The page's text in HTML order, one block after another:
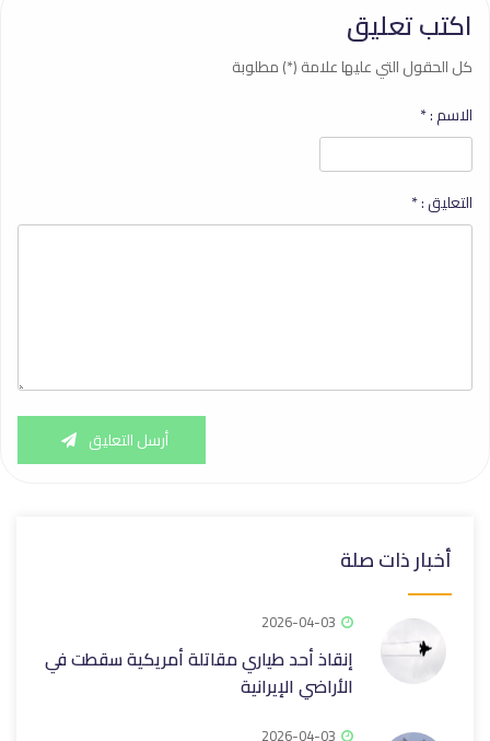
اكتب تعليق
كل الحقول التي عليها علامة (*) مطلوبة
الاسم :*
التعليق :*
أرسل التعليق
أخبار ذات صلة
2026-04-03
إنقاذ أحد طياري مقاتلة أمريكية سقطت في
الأراضي الإيرانية